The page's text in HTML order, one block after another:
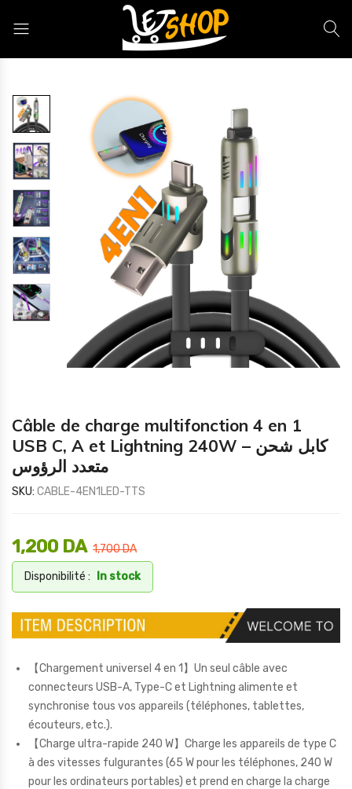
Câble de charge multifonction 4 en 1
USB C, A et Lightning 240W – كابل شحن
متعدد الرؤوس
SKU: CABLE-4EN1LED-TTS
1,700DA
1,200 DA
Disponibilité : In stock
【Chargement universel 4 en 1】Un seul câble avec
connecteurs USB-A, Type-C et Lightning alimente et
synchronise tous vos appareils (téléphones, tablettes,
écouteurs, etc.).
【Charge ultra-rapide 240 W】Charge les appareils de type C
à des vitesses fulgurantes (65 W pour les téléphones, 240 W
pour les ordinateurs portables) et prend en charge la charge